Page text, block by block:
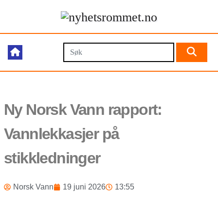
Ny Norsk Vann rapport:
Vannlekkasjer på
stikkledninger
Norsk Vann 19 juni 2026 13:55